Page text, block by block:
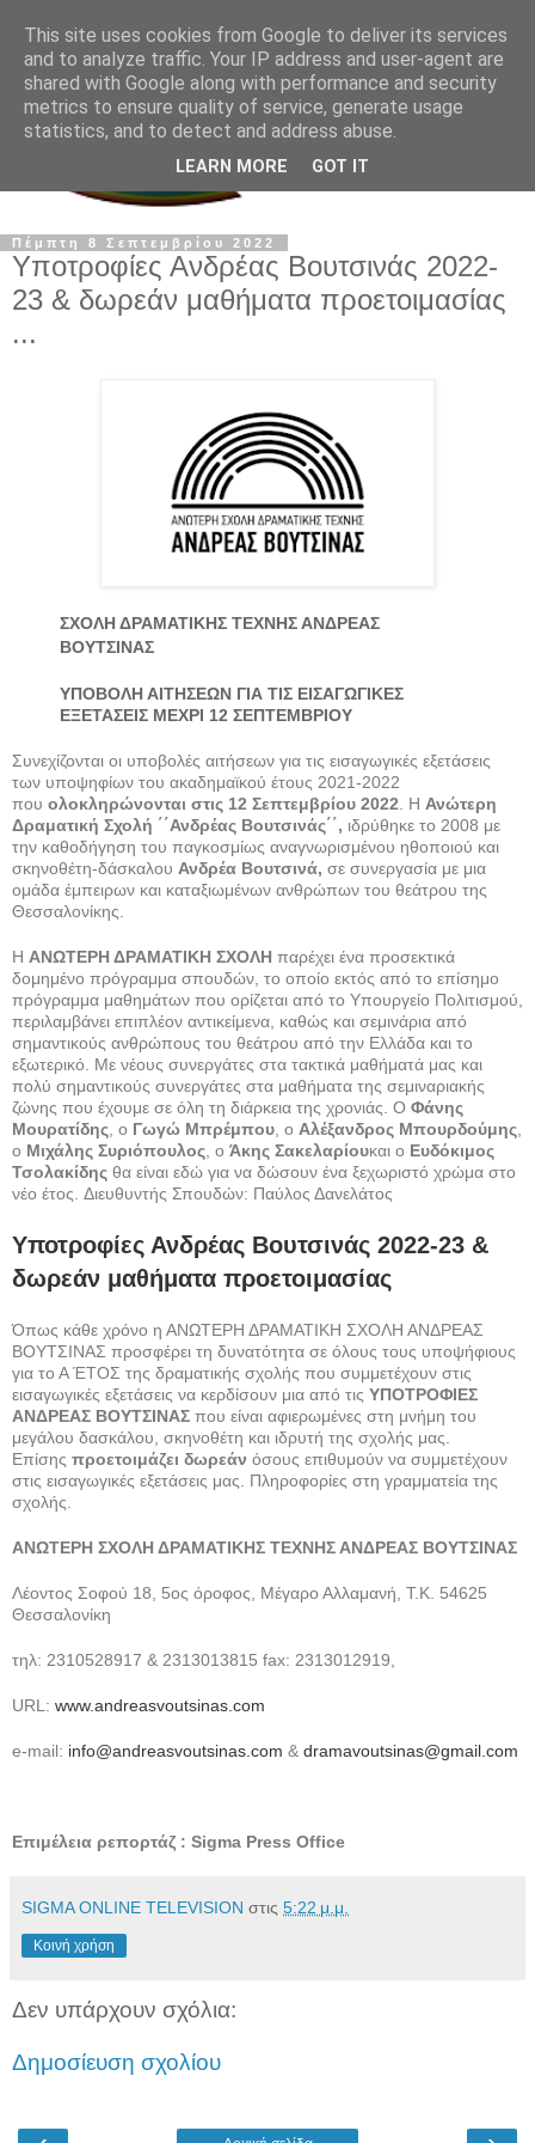
Πέμπτη 8 Σεπτεμβρίου 2022
Υποτροφίες Ανδρέας Βουτσινάς 2022-
23 & δωρεάν μαθήματα προετοιμασίας
...
ΣΧΟΛΗ ΔΡΑΜΑΤΙΚΗΣ ΤΕΧΝΗΣ ΑΝΔΡΕΑΣ
ΒΟΥΤΣΙΝΑΣ
ΥΠΟΒΟΛΗ ΑΙΤΗΣΕΩΝ ΓΙΑ ΤΙΣ ΕΙΣΑΓΩΓΙΚΕΣ
ΕΞΕΤΑΣΕΙΣ ΜΕΧΡΙ 12 ΣΕΠΤΕΜΒΡΙΟΥ
Συνεχίζονται οι υποβολές αιτήσεων για τις εισαγωγικές εξετάσεις
των υποψηφίων του ακαδημαϊκού έτους 2021-2022
που ολοκληρώνονται στις 12 Σεπτεμβρίου 2022. Η Ανώτερη
Δραματική Σχολή ΄΄Ανδρέας Βουτσινάς΄΄, ιδρύθηκε το 2008 με
την καθοδήγηση του παγκοσμίως αναγνωρισμένου ηθοποιού και
σκηνοθέτη-δάσκαλου Ανδρέα Βουτσινά, σε συνεργασία με μια
ομάδα έμπειρων και καταξιωμένων ανθρώπων του θεάτρου της
Θεσσαλονίκης.
Η ΑΝΩΤΕΡΗ ΔΡΑΜΑΤΙΚΗ ΣΧΟΛΗ παρέχει ένα προσεκτικά
δομημένο πρόγραμμα σπουδών, το οποίο εκτός από το επίσημο
πρόγραμμα μαθημάτων που ορίζεται από το Υπουργείο Πολιτισμού,
περιλαμβάνει επιπλέον αντικείμενα, καθώς και σεμινάρια από
σημαντικούς ανθρώπους του θεάτρου από την Ελλάδα και το
εξωτερικό. Με νέους συνεργάτες στα τακτικά μαθήματά μας και
πολύ σημαντικούς συνεργάτες στα μαθήματα της σεμιναριακής
ζώνης που έχουμε σε όλη τη διάρκεια της χρονιάς. Ο Φάνης
Μουρατίδης, ο Γωγώ Μπρέμπου, ο Αλέξανδρος Μπουρδούμης,
ο Μιχάλης Συριόπουλος, ο Άκης Σακελαρίουκαι ο Ευδόκιμος
Τσολακίδης θα είναι εδώ για να δώσουν ένα ξεχωριστό χρώμα στο
νέο έτος. Διευθυντής Σπουδών: Παύλος Δανελάτος
Υποτροφίες Ανδρέας Βουτσινάς 2022-23 &
δωρεάν μαθήματα προετοιμασίας
Όπως κάθε χρόνο η ΑΝΩΤΕΡΗ ΔΡΑΜΑΤΙΚΗ ΣΧΟΛΗ ΑΝΔΡΕΑΣ
ΒΟΥΤΣΙΝΑΣ προσφέρει τη δυνατότητα σε όλους τους υποψήφιους
για το Α ΈΤΟΣ της δραματικής σχολής που συμμετέχουν στις
εισαγωγικές εξετάσεις να κερδίσουν μια από τις ΥΠΟΤΡΟΦΙΕΣ
ΑΝΔΡΕΑΣ ΒΟΥΤΣΙΝΑΣ που είναι αφιερωμένες στη μνήμη του
μεγάλου δασκάλου, σκηνοθέτη και ιδρυτή της σχολής μας.
Επίσης προετοιμάζει δωρεάν όσους επιθυμούν να συμμετέχουν
στις εισαγωγικές εξετάσεις μας. Πληροφορίες στη γραμματεία της
σχολής.
ΑΝΩΤΕΡΗ ΣΧΟΛΗ ΔΡΑΜΑΤΙΚΗΣ ΤΕΧΝΗΣ ΑΝΔΡΕΑΣ ΒΟΥΤΣΙΝΑΣ
Λέοντος Σοφού 18, 5ος όροφος, Μέγαρο Αλλαμανή, Τ.Κ. 54625
Θεσσαλονίκη
τηλ: 2310528917 & 2313013815 fax: 2313012919,
URL: www.andreasvoutsinas.com
e-mail: info@andreasvoutsinas.com & dramavoutsinas@gmail.com
Επιμέλεια ρεπορτάζ : Sigma Press Office
SIGMA ONLINE TELEVISION στις 5:22 μ.μ.
Κοινή χρήση
Δεν υπάρχουν σχόλια:
Δημοσίευση σχολίου
This site uses cookies from Google to deliver its services
and to analyze traffic. Your IP address and user-agent are
shared with Google along with performance and security
metrics to ensure quality of service, generate usage
statistics, and to detect and address abuse.
LEARN MORE GOT IT